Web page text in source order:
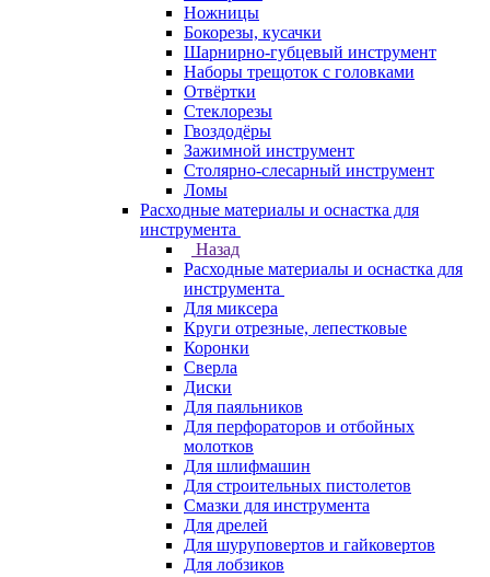
Ножницы
Бокорезы, кусачки
Шарнирно-губцевый инструмент
Наборы трещоток с головками
Отвёртки
Стеклорезы
Гвоздодёры
Зажимной инструмент
Столярно-слесарный инструмент
Ломы
Расходные материалы и оснастка для
инструмента
Назад
Расходные материалы и оснастка для
инструмента
Для миксера
Круги отрезные, лепестковые
Коронки
Сверла
Диски
Для паяльников
Для перфораторов и отбойных
молотков
Для шлифмашин
Для строительных пистолетов
Смазки для инструмента
Для дрелей
Для шуруповертов и гайковертов
Для лобзиков